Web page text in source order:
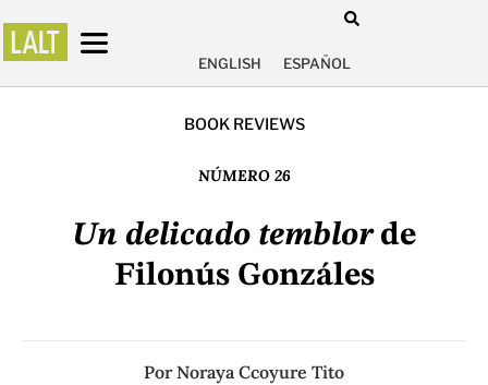
ENGLISH ESPAÑOL
BOOK REVIEWS
NÚMERO 26
Un delicado temblorde
Filonús Gonzáles
PorNoraya Ccoyure Tito